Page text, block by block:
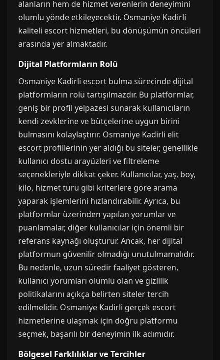
alanların hem de hizmet verenlerin deneyimini
olumlu yönde etkileyecektir. Osmaniye Kadirli
kaliteli escort hizmetleri, bu dönüşümün öncüleri
arasında yer almaktadır.
Dijital Platformların Rolü
Osmaniye Kadirli escort bulma sürecinde dijital
platformların rolü tartışılmazdır. Bu platformlar,
geniş bir profil yelpazesi sunarak kullanıcıların
kendi zevklerine ve bütçelerine uygun birini
bulmasını kolaylaştırır. Osmaniye Kadirli elit
escort profillerinin yer aldığı bu siteler, genellikle
kullanıcı dostu arayüzleri ve filtreleme
seçenekleriyle dikkat çeker. Kullanıcılar, yaş, boy,
kilo, hizmet türü gibi kriterlere göre arama
yaparak işlemlerini hızlandırabilir. Ayrıca, bu
platformlar üzerinden yapılan yorumlar ve
puanlamalar, diğer kullanıcılar için önemli bir
referans kaynağı oluşturur. Ancak, her dijital
platformun güvenilir olmadığı unutulmamalıdır.
Bu nedenle, uzun süredir faaliyet gösteren,
kullanıcı yorumları olumlu olan ve gizlilik
politikalarını açıkça belirten siteler tercih
edilmelidir. Osmaniye Kadirli gerçek escort
hizmetlerine ulaşmak için doğru platformu
seçmek, başarılı bir deneyimin ilk adımıdır.
Bölgesel Farklılıklar ve Tercihler